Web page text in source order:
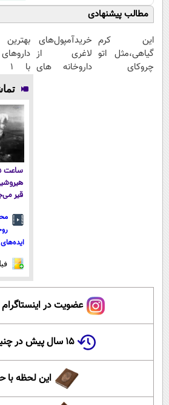
مطالب پیشنهادی
این کرم
گیاهی،مثل اتو
چروکای
خریدآمپول‌های
لاغری از
داروخانه های
تخفیف
از
قیر
عضویت در
۱۵ سال پیش در چنین روزی
این لحظه با